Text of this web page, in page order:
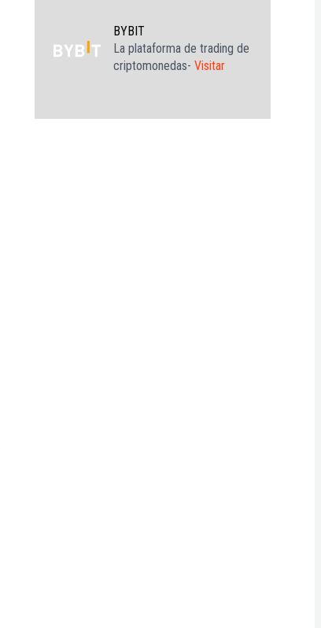
BYBIT
La plataforma de trading de
criptomonedas- Visitar